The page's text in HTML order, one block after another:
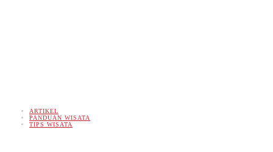
ARTIKEL
PANDUAN WISATA
TIPS WISATA